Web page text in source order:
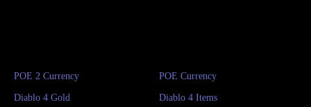
POE 2 Currency POE Currency
Diablo 4 Gold Diablo 4 Items